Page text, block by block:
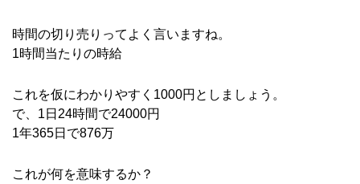
時間の切り売りってよく言いますね。
1時間当たりの時給
これを仮にわかりやすく1000円としましょう。
で、1日24時間で24000円
1年365日で876万
これが何を意味するか？